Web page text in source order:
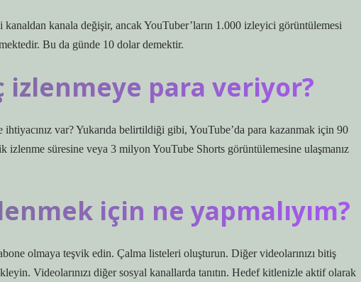
kanala değişir, ancak YouTuber’ların 1.000 izleyici görüntülemesi
Bu da günde 10 dolar demektir.
izlenmeye para veriyor?
var? Yukarıda belirtildiği gibi, YouTube’da para kazanmak için 90
süresine veya 3 milyon YouTube Shorts görüntülemesine ulaşmanız
için ne yapmalıyım?
olmaya teşvik edin. Çalma listeleri oluşturun. Diğer videolarınızı bitiş
Videolarınızı diğer sosyal kanallarda tanıtın. Hedef kitlenizle aktif olarak